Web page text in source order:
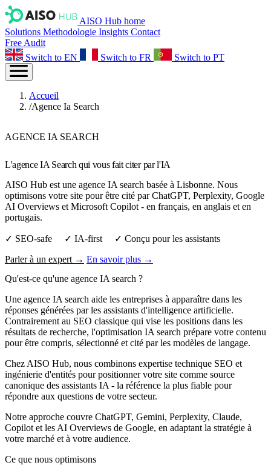
AISO Hub home
Solutions Methodologie Insights Contact
Free Audit
Switch to EN
Switch to FR Switch to PT
Accueil
/Agence Ia Search
AGENCE IA SEARCH
L'agence IA Search qui vous fait citer par l'IA
AISO Hub est une agence IA search basée à Lisbonne. Nous
optimisons votre site pour être cité par ChatGPT, Perplexity, Google
AI Overviews et Microsoft Copilot - en français, en anglais et en
portugais.
✓ SEO-safe ✓ IA-first ✓ Conçu pour les assistants
Parler à un expert → En savoir plus →
Qu'est-ce qu'une agence IA search ?
Une agence IA search aide les entreprises à apparaître dans les
réponses générées par les assistants d'intelligence artificielle.
Contrairement au SEO classique qui vise les positions dans les
résultats de recherche, l'optimisation IA search prépare votre contenu
pour être compris, sélectionné et cité par les modèles de langage.
Chez AISO Hub, nous combinons expertise technique SEO et
ingénierie d'entités pour positionner votre site comme source
canonique des assistants IA - la référence la plus fiable pour
répondre aux questions de votre secteur.
Notre approche couvre ChatGPT, Gemini, Perplexity, Claude,
Copilot et les AI Overviews de Google, en adaptant la stratégie à
votre marché et à votre audience.
Ce que nous optimisons